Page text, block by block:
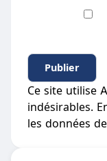
Ce site utilise
indésirables.
les données